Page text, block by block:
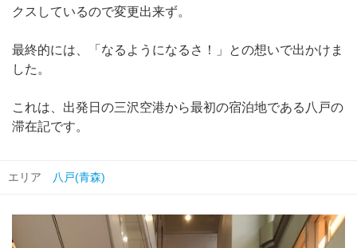
クスしているので変更出来ず。
最終的には、「なるようになるさ！」との想いで出かけま
した。
これは、出発日の三沢空港から最初の宿泊地である八戸の
滞在記です。
エリア 八戸(青森)